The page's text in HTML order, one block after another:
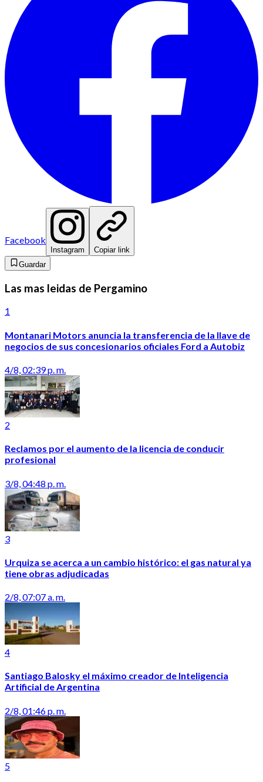
Facebook
Instagram
Copiar link
Guardar
Las mas leidas de Pergamino
1
Montanari Motors anuncia la transferencia de la llave de
negocios de sus concesionarios oficiales Ford a Autobiz
4/8, 02:39 p. m.
2
Reclamos por el aumento de la licencia de conducir
profesional
3/8, 04:48 p. m.
3
Urquiza se acerca a un cambio histórico: el gas natural ya
tiene obras adjudicadas
2/8, 07:07 a. m.
4
Santiago Balosky el máximo creador de Inteligencia
Artificial de Argentina
2/8, 01:46 p. m.
5